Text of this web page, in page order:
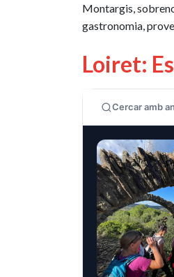
Montargis,
gastronomia,
Loiret:
Cercar amb